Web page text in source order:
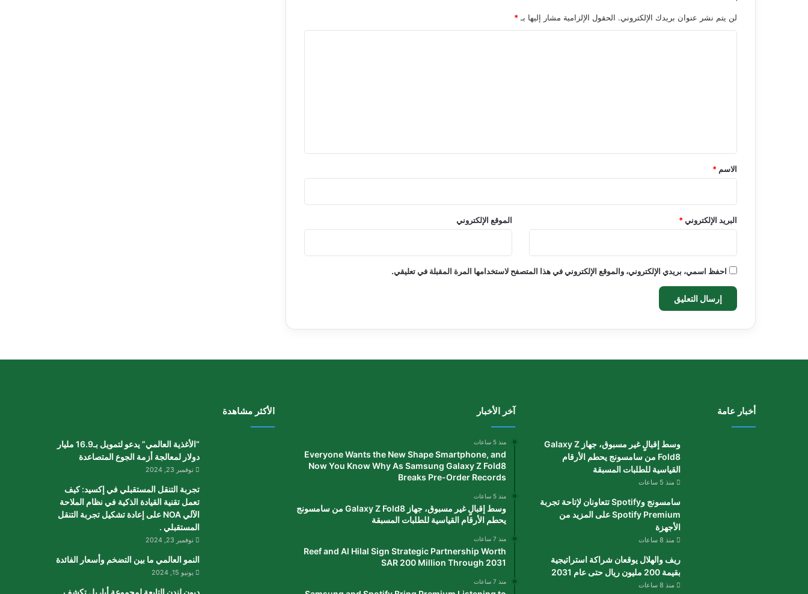
لن يتم نشر عنوان بريدك الإلكتروني. الحقول الإلزامية مشار إليها بـ *
*
الاسم *
البريد الإلكتروني* الموقع الإلكتروني
احفظ اسمي، بريدي الإلكتروني، والموقع الإلكتروني في هذا المتصفح لاستخدامها المرة المقبلة في تعليقي.
أخبار عامة
وسط إقبالٍ غير مسبوق، جهاز Galaxy Z
Fold8 من سامسونج يحطم الأرقام
القياسية للطلبات المسبقة
منذ 5 ساعات
سامسونج وSpotify تتعاونان لإتاحة تجربة
Spotify Premium على المزيد من
الأجهزة
منذ 8 ساعات
ريف والهلال يوقعان شراكة استراتيجية
بقيمة 200 مليون ريال حتى عام 2031
منذ 8 ساعات
آخر الأخبار
منذ 5 ساعات
Everyone Wants the New Shape Smartphone, and
Now You Know Why As Samsung Galaxy Z Fold8
Breaks Pre-Order Records
منذ 5 ساعات
وسط إقبالٍ غير مسبوق، جهاز Galaxy Z Fold8 من سامسونج
يحطم الأرقام القياسية للطلبات المسبقة
منذ 7 ساعات
Reef and Al Hilal Sign Strategic Partnership Worth
SAR 200 Million Through 2031
منذ 7 ساعات
الأكثر مشاهدة
“الأغذية العالمي” يدعو لتمويل بـ16.9 مليار
دولار لمعالجة أزمة الجوع المتصاعدة
نوفمبر 23, 2024
تجربة التنقل المستقبلي في إكسيد: كيف
تعمل تقنية القيادة الذكية في نظام الملاحة
الآلي NOA على إعادة تشكيل تجربة التنقل
المستقبلي .
نوفمبر 23, 2024
النمو العالمي ما بين التضخم وأسعار الفائدة
يونيو 15, 2024